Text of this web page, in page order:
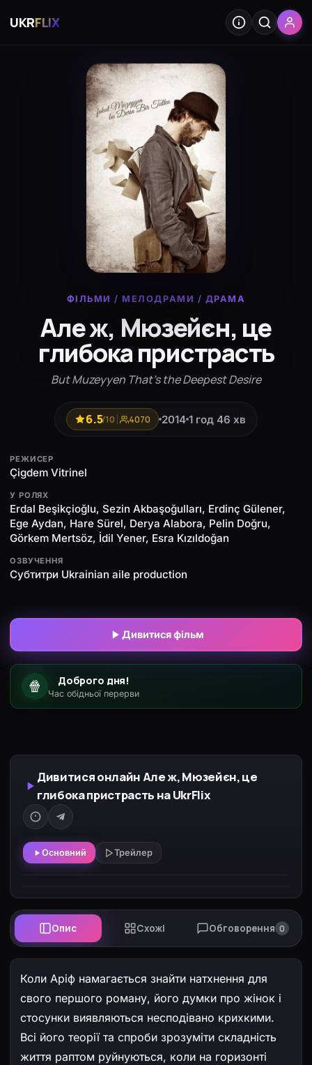
UKRFLIX
ФІЛЬМИ / МЕЛОДРАМИ / ДРАМА
Але ж, Мюзейєн, це
глибока пристрасть
But Muzeyyen That's the Deepest Desire
6.5/10 4070 2014 1 год 46 хв
РЕЖИСЕР
Çigdem Vitrinel
У РОЛЯХ
Erdal Beşikçioğlu, Sezin Akbaşoğulları, Erdinç Gülener,
Ege Aydan, Hare Sürel, Derya Alabora, Pelin Doğru,
Görkem Mertsöz, İdil Yener, Esra Kızıldoğan
ОЗВУЧЕННЯ
Субтитри Ukrainian aile production
Дивитися фільм
🍿 Доброго дня!
Час обідньої перерви
Дивитися онлайн Але ж, Мюзейєн, це
глибока пристрасть на UkrFlix
Основний Трейлер
Опис Схожі Обговорення 0
Коли Аріф намагається знайти натхнення для
свого першого роману, його думки про жінок і
стосунки виявляються несподівано крихкими.
Всі його теорії та спроби зрозуміти складність
життя раптом руйнуються, коли на горизонті